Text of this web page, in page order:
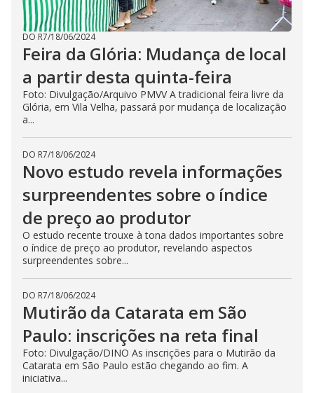
DO R7/18/06/2024
Feira da Glória: Mudança de local
a partir desta quinta-feira
Foto: Divulgação/Arquivo PMVV A tradicional feira livre da
Glória, em Vila Velha, passará por mudança de localização
a...
DO R7/18/06/2024
Novo estudo revela informações
surpreendentes sobre o índice
de preço ao produtor
O estudo recente trouxe à tona dados importantes sobre
o índice de preço ao produtor, revelando aspectos
surpreendentes sobre...
DO R7/18/06/2024
Mutirão da Catarata em São
Paulo: inscrições na reta final
Foto: Divulgação/DINO As inscrições para o Mutirão da
Catarata em São Paulo estão chegando ao fim. A
iniciativa...